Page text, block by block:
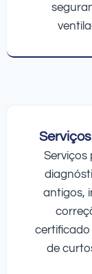
Serviços
antigos,
de